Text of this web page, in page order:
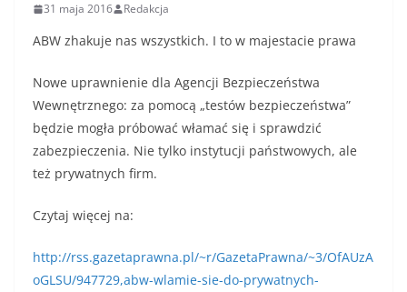
31 maja 2016 Redakcja
ABW zhakuje nas wszystkich. I to w majestacie prawa
Nowe uprawnienie dla Agencji Bezpieczeństwa
Wewnętrznego: za pomocą „testów bezpieczeństwa”
będzie mogła próbować włamać się i sprawdzić
zabezpieczenia. Nie tylko instytucji państwowych, ale
też prywatnych firm.
Czytaj więcej na:
http://rss.gazetaprawna.pl/~r/GazetaPrawna/~3/OfAUzA
oGLSU/947729,abw-wlamie-sie-do-prywatnych-